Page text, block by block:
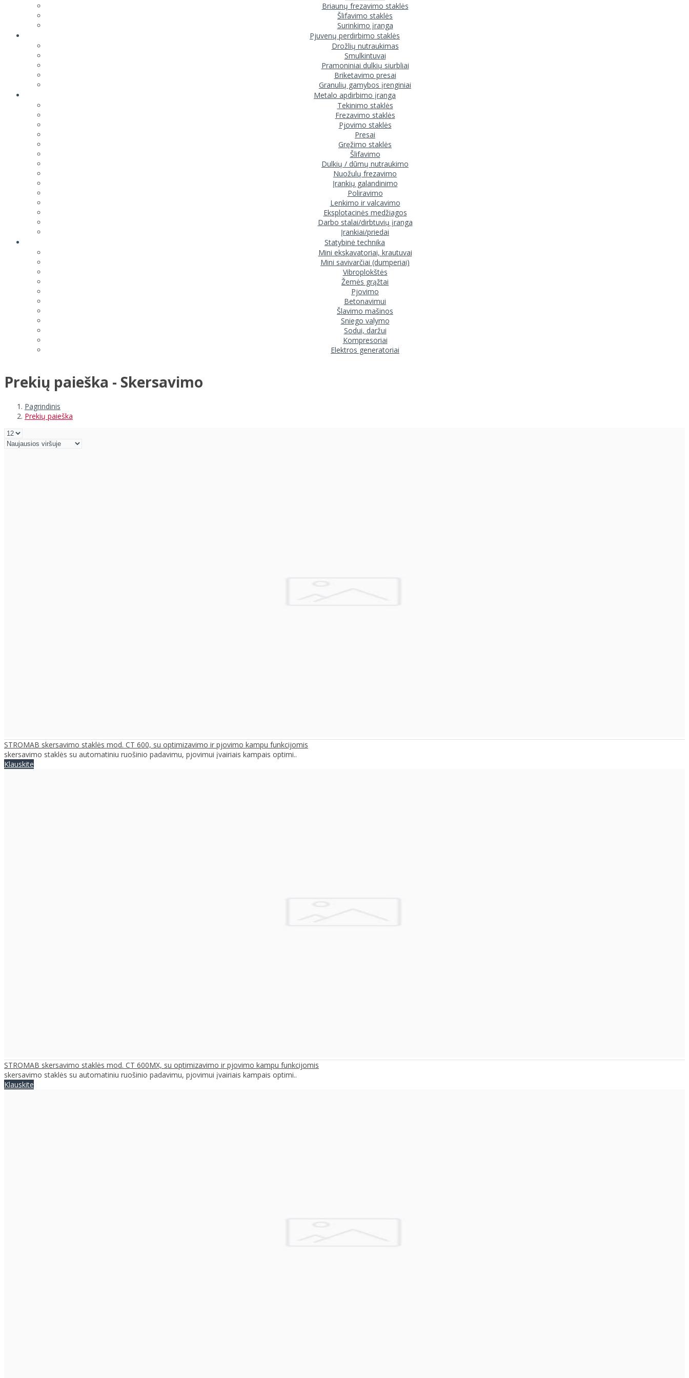
Briaunų frezavimo staklės
Šlifavimo staklės
Surinkimo įranga
Pjuvenų perdirbimo staklės
Drožlių nutraukimas
Smulkintuvai
Pramoniniai dulkių siurbliai
Briketavimo presai
Granulių gamybos įrenginiai
Metalo apdirbimo įranga
Tekinimo staklės
Frezavimo staklės
Pjovimo staklės
Presai
Gręžimo staklės
Šlifavimo
Dulkių / dūmų nutraukimo
Nuožulų frezavimo
Įrankių galandinimo
Poliravimo
Lenkimo ir valcavimo
Eksplotacinės medžiagos
Darbo stalai/dirbtuvių įranga
Įrankiai/priedai
Statybinė technika
Mini ekskavatoriai, krautuvai
Mini savivarčiai (dumperiai)
Vibroplokštės
Žemės grąžtai
Pjovimo
Betonavimui
Šlavimo mašinos
Sniego valymo
Sodui, daržui
Kompresoriai
Elektros generatoriai
Prekių paieška - Skersavimo
Pagrindinis
Prekių paieška
STROMAB skersavimo staklės mod. CT 600, su optimizavimo ir pjovimo kampu funkcijomis
skersavimo staklės su automatiniu ruošinio padavimu, pjovimui įvairiais kampais optimi..
Klauskite
STROMAB skersavimo staklės mod. CT 600MX, su optimizavimo ir pjovimo kampu funkcijomis
skersavimo staklės su automatiniu ruošinio padavimu, pjovimui įvairiais kampais optimi..
Klauskite